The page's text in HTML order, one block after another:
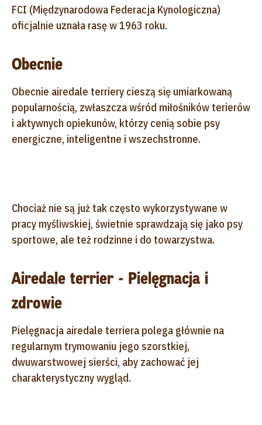
FCI (Międzynarodowa Federacja Kynologiczna)
oficjalnie uznała rasę w 1963 roku.
Obecnie
Obecnie airedale terriery cieszą się umiarkowaną
popularnością, zwłaszcza wśród miłośników terierów
i aktywnych opiekunów, którzy cenią sobie psy
energiczne, inteligentne i wszechstronne.
Chociaż nie są już tak często wykorzystywane w
pracy myśliwskiej, świetnie sprawdzają się jako psy
sportowe, ale też rodzinne i do towarzystwa.
Airedale terrier - Pielęgnacja i
zdrowie
Pielęgnacja airedale terriera polega głównie na
regularnym trymowaniu jego szorstkiej,
dwuwarstwowej sierści, aby zachować jej
charakterystyczny wygląd.